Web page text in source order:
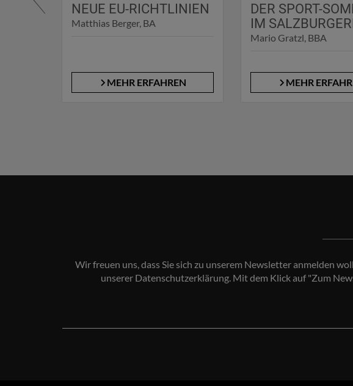
NEUE EU-RICHTLINIEN
Matthias Berger, BA
MEHR ERFAHREN
DER SPORT-
IM
Mario Gratzl, BBA
MEHR
Wir freuen uns, dass Sie sich zu unserem Newsletter anmelden
unserer Datenschutzerklärung . Mit dem Klick auf "Zum
E-